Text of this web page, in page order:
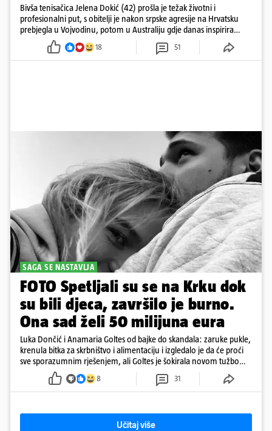
Bivša tenisačica Jelena Dokić (42) prošla je težak životni i
profesionalni put, s obitelji je nakon srpske agresije na Hrvatsku
prebjegla u Vojvodinu, potom u Australiju gdje danas inspirira
18 51
SAGA SE NASTAVLJA
FOTO Spetljali su se na Krku dok
su bili djeca, završilo je burno.
Ona sad želi 50 milijuna eura
Luka Dončić i Anamaria Goltes od bajke do skandala: zaruke pukle,
krenula bitka za skrbništvo i alimentaciju i izgledalo je da će proći
sve sporazumnim rješenjem, ali Goltes je šokirala novom tužbom
u Sloveniji
8 31
Učitaj više